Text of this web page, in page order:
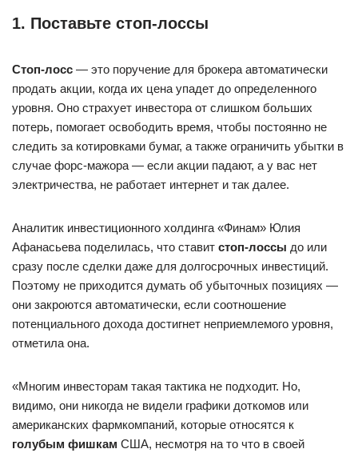
1. Поставьте стоп-лоссы
Стоп-лосс — это поручение для брокера автоматически
продать акции, когда их цена упадет до определенного
уровня. Оно страхует инвестора от слишком больших
потерь, помогает освободить время, чтобы постоянно не
следить за котировками бумаг, а также ограничить убытки в
случае форс-мажора — если акции падают, а у вас нет
электричества, не работает интернет и так далее.
Аналитик инвестиционного холдинга «Финам» Юлия
Афанасьева поделилась, что ставит стоп-лоссы до или
сразу после сделки даже для долгосрочных инвестиций.
Поэтому не приходится думать об убыточных позициях —
они закроются автоматически, если соотношение
потенциального дохода достигнет неприемлемого уровня,
отметила она.
«Многим инвесторам такая тактика не подходит. Но,
видимо, они никогда не видели графики доткомов или
американских фармкомпаний, которые относятся к
голубым фишкам США, несмотря на то что в своей